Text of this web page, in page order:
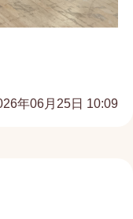
年06月25日 10:09